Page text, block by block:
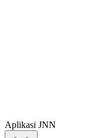
Aplikasi JNN